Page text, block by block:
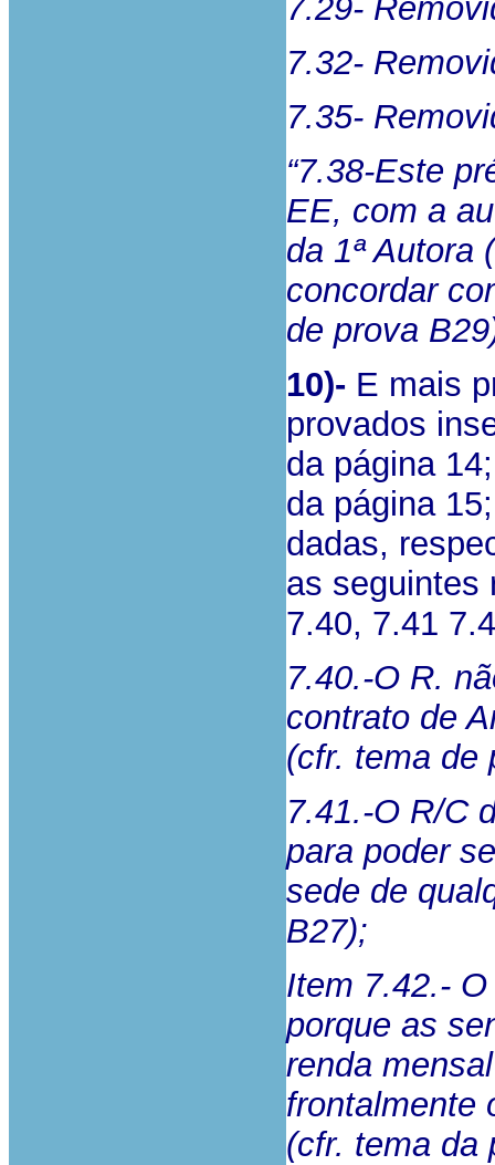
7.29-
7.32-
7.35-
“7.38-Este
EE, com a
da 1ª Autora
concordar
de prova
10)- E mais
provados
da página
da página
dadas,
as seguintes
7.40, 7.41
7.40.-O R.
contrato de
(cfr. tema de
7.41.-O R/C
para poder
sede de
B27);
Item 7.42.-
porque as
renda
frontalmente
(cfr. tema da